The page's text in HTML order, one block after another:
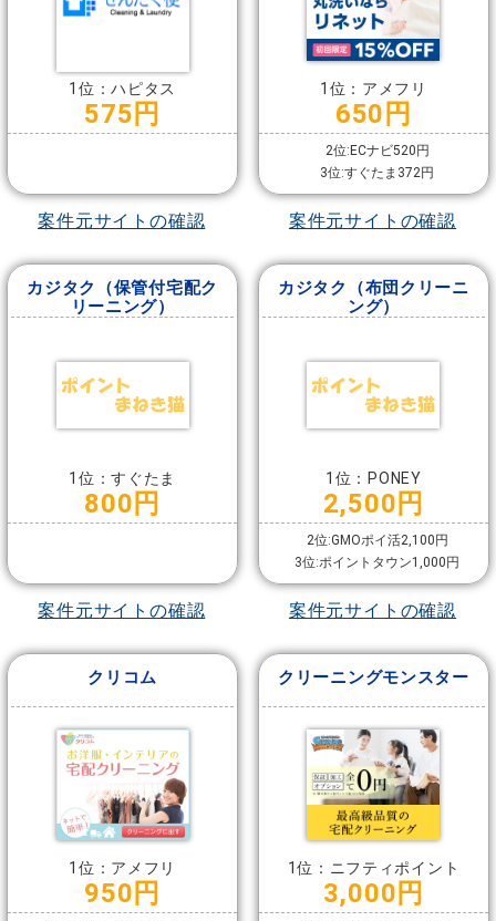
1位：ハピタス
575円
案件元サイトの確認
1位：アメフリ
650円
2位:ECナビ520円
3位:すぐたま372円
案件元サイトの確認
カジタク（保管付宅配ク
リーニング）
1位：すぐたま
800円
案件元サイトの確認
カジタク（布団クリーニ
ング）
1位：PONEY
2,500円
2位:GMOポイ活2,100円
3位:ポイントタウン1,000円
案件元サイトの確認
クリコム
1位：アメフリ
950円
クリーニングモンスター
1位：ニフティポイント
3,000円